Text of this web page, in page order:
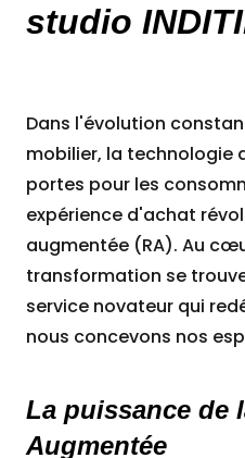
studio
Dans l'évolution
mobilier, la technologie
portes pour les
expérience d'achat
augmentée (RA). Au
transformation se trouve
service novateur qui
nous concevons nos
La puissance de
Augmentée